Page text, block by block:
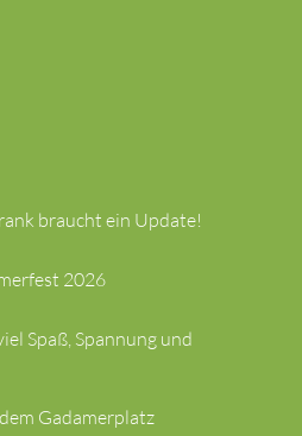
braucht ein Update!
2026
Spaß, Spannung und
Gadamerplatz